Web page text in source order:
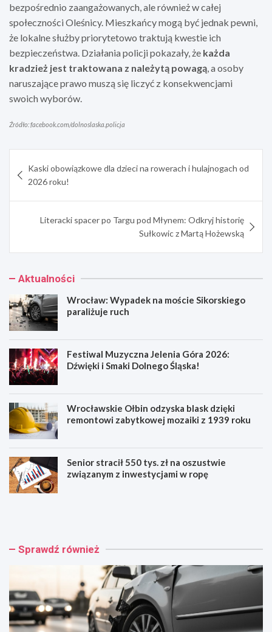
bezpośrednio zaangażowanych, ale również w całej
społeczności Oleśnicy. Mieszkańcy mogą być jednak pewni,
że lokalne służby priorytetowo traktują kwestie ich
bezpieczeństwa. Działania policji pokazały, że każda
kradzież jest traktowana z należytą powagą, a osoby
naruszające prawo muszą się liczyć z konsekwencjami
swoich wyborów.
Źródło: facebook.com/dolnoslaska.policja
wpisu
Kaski obowiązkowe dla dzieci na rowerach i hulajnogach od
2026 roku!
Literacki spacer po Targu pod Młynem: Odkryj historię
Sułkowic z Martą Hożewską
Aktualności
Wrocław: Wypadek na moście Sikorskiego
paraliżuje ruch
Festiwal Muzyczna Jelenia Góra 2026:
Dźwięki i Smaki Dolnego Śląska!
Wrocławskie Ołbin odzyska blask dzięki
remontowi zabytkowej mozaiki z 1939 roku
Senior stracił 550 tys. zł na oszustwie
związanym z inwestycjami w ropę
W
a
y
p
a
F
w
u
z
y
Sprawdź również